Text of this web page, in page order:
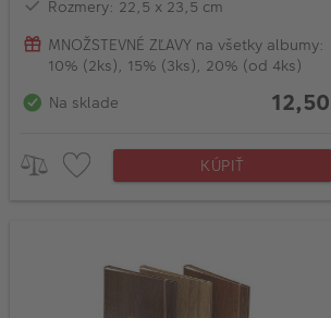
Rozmery: 22,5 x 23,5 cm
MNOŽSTEVNÉ ZĽAVY na všetky albumy:
10% (2ks), 15% (3ks), 20% (od 4ks)
Na sklade
12,50
KÚPIŤ